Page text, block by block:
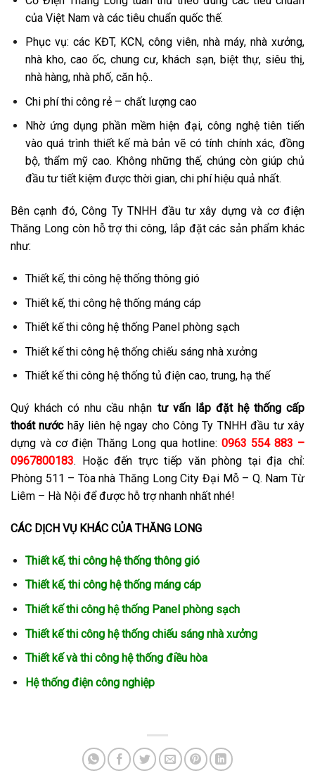
của Việt Nam và các tiêu chuẩn quốc thế.
Phục vụ: các KĐT, KCN, công viên, nhà máy, nhà xưởng,
nhà kho, cao ốc, chung cư, khách sạn, biệt thự, siêu thị,
nhà hàng, nhà phố, căn hộ..
Chi phí thi công rẻ – chất lượng cao
Nhờ ứng dụng phần mềm hiện đại, công nghệ tiên tiến
vào quá trình thiết kế mà bản vẽ có tính chính xác, đồng
bộ, thẩm mỹ cao. Không những thế, chúng còn giúp chủ
đầu tư tiết kiệm được thời gian, chi phí hiệu quả nhất.
Bên cạnh đó, Công Ty TNHH đầu tư xây dựng và cơ điện
Thăng Long còn hỗ trợ thi công, lắp đặt các sản phẩm khác
như:
Thiết kế, thi công hệ thống thông gió
Thiết kế, thi công hệ thống máng cáp
Thiết kế thi công hệ thống Panel phòng sạch
Thiết kế thi công hệ thống chiếu sáng nhà xưởng
Thiết kế thi công hệ thống tủ điện cao, trung, hạ thế
Quý khách có nhu cầu nhận tư vấn lắp đặt hệ thống cấp
thoát nước hãy liên hệ ngay cho Công Ty TNHH đầu tư xây
dựng và cơ điện Thăng Long qua hotline: 0963 554 883 –
0967800183. Hoặc đến trực tiếp văn phòng tại địa chỉ:
Phòng 511 – Tòa nhà Thăng Long City Đại Mỗ – Q. Nam Từ
Liêm – Hà Nội để được hỗ trợ nhanh nhất nhé!
CÁC DỊCH VỤ KHÁC CỦA THĂNG LONG
Thiết kế, thi công hệ thống thông gió
Thiết kế, thi công hệ thống máng cáp
Thiết kế thi công hệ thống Panel phòng sạch
Thiết kế thi công hệ thống chiếu sáng nhà xưởng
Thiết kế và thi công hệ thống điều hòa
Hệ thống điện công nghiệp